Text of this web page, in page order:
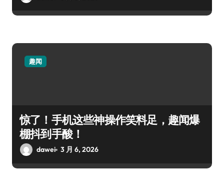
趣闻
惊了！手机这些神操作笑料足，趣闻爆
棚抖到手酸！
dawei 3 月 6, 2026